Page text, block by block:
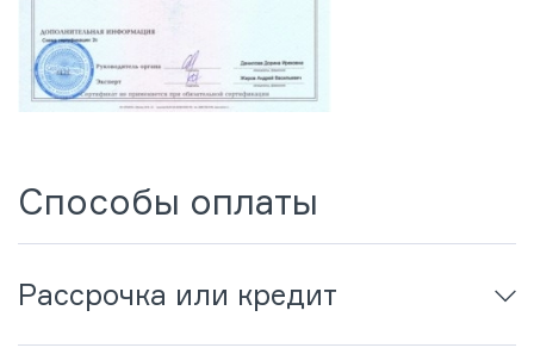
Способы оплаты
Рассрочка или кредит